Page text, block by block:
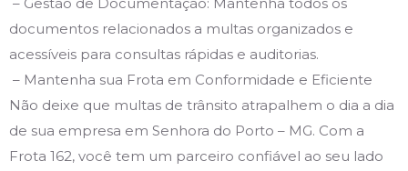
documentos relacionados a multas organizados e
acessíveis para consultas rápidas e auditorias.
– Mantenha sua Frota em Conformidade e Eficiente
Não deixe que multas de trânsito atrapalhem o dia a dia
de sua empresa em Senhora do Porto – MG. Com a
Frota 162, você tem um parceiro confiável ao seu lado